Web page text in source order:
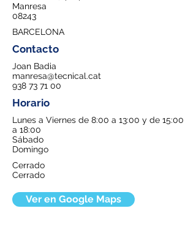
Manresa
08243
BARCELONA
Contacto
Joan Badia
manresa@tecnical.cat
938 73 71 00
Horario
Lunes a Viernes de 8:00 a 13:00 y de 15:00
a 18:00
Sábado
Domingo
Cerrado
Cerrado
Ver en Google Maps